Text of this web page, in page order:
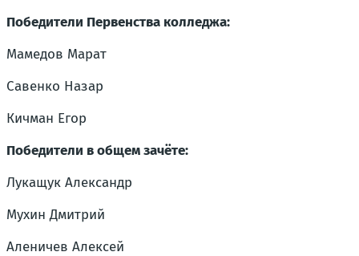
Победители Первенства колледжа:
Мамедов Марат
Савенко Назар
Кичман Егор
Победители в общем зачёте:
Лукащук Александр
Мухин Дмитрий
Аленичев Алексей